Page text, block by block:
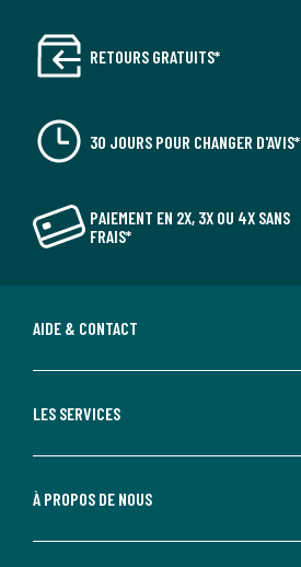
RETOURS GRATUITS*
30 JOURS POUR CHANGER D'AVIS*
PAIEMENT EN 2X, 3X OU 4X SANS
FRAIS*
AIDE & CONTACT
LES SERVICES
À PROPOS DE NOUS